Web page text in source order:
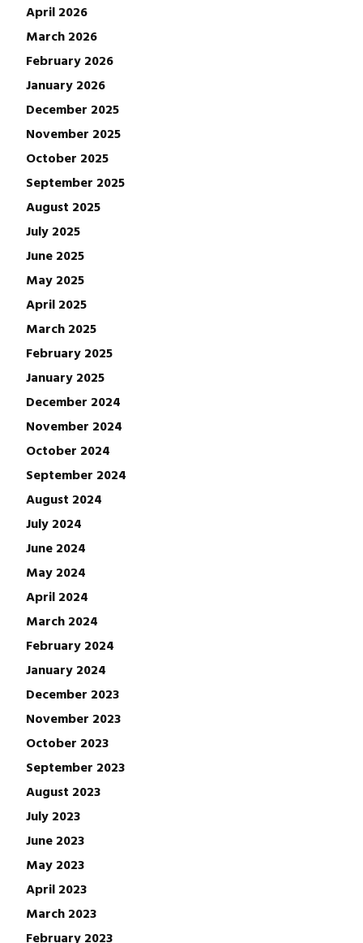
April 2026
March 2026
February 2026
January 2026
December 2025
November 2025
October 2025
September 2025
August 2025
July 2025
June 2025
May 2025
April 2025
March 2025
February 2025
January 2025
December 2024
November 2024
October 2024
September 2024
August 2024
July 2024
June 2024
May 2024
April 2024
March 2024
February 2024
January 2024
December 2023
November 2023
October 2023
September 2023
August 2023
July 2023
June 2023
May 2023
April 2023
March 2023
February 2023